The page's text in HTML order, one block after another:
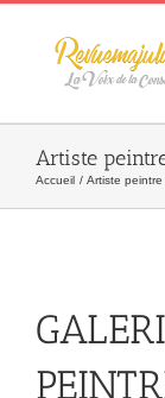
Skip
Artiste
Accueil Artiste